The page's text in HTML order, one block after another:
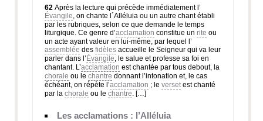
62 Après la lecture qui précède immédiatement l’
Évangile , on chante l´Alléluia ou un autre chant établi
par les rubriques, selon ce que demande le temps
liturgique. Ce genre d’acclamation constitue un rite ou
un acte ayant valeur en lui-même, par lequel l’
assemblée des fidèles accueille le Seigneur qui va leur
parler dans l’Évangile , le salue et professe sa foi en
chantant. L’acclamation est chantée par tous debout, la
chorale ou le chantre donnant l’intonation et, le cas
échéant, on répète l’acclamation ; le verset est chanté
par la chorale ou le chantre . […]
Les acclamations : l’Alléluia